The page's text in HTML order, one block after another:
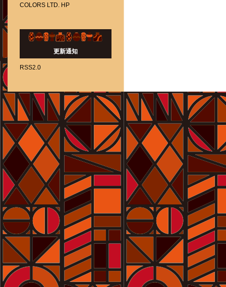
COLORS LTD. HP
更新通知
RSS2.0